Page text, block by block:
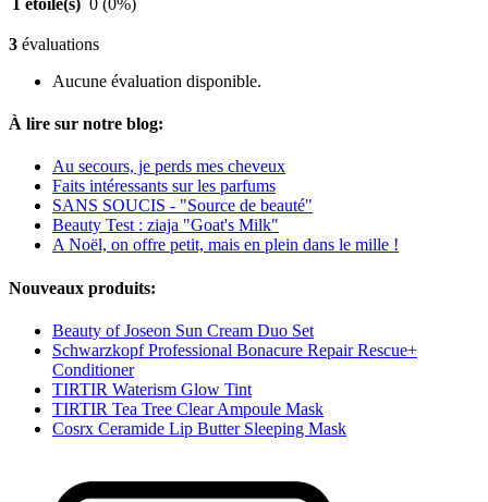
3 évaluations
Aucune évaluation disponible.
À lire sur notre blog:
Au secours, je perds mes cheveux
Faits intéressants sur les parfums
SANS SOUCIS - "Source de beauté"
Beauty Test : ziaja "Goat's Milk"
A Noël, on offre petit, mais en plein dans le mille !
Nouveaux produits:
Beauty of Joseon Sun Cream Duo Set
Schwarzkopf Professional Bonacure Repair Rescue+
Conditioner
TIRTIR Waterism Glow Tint
TIRTIR Tea Tree Clear Ampoule Mask
Cosrx Ceramide Lip Butter Sleeping Mask